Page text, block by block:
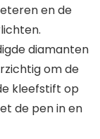
en de
diamanten
om de
kleefstift op
de pen in en